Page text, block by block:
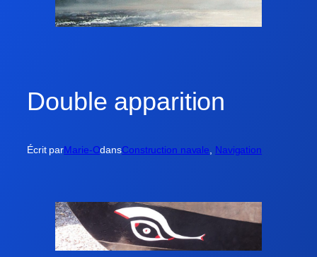
Double apparition
Écrit parMarie-OdansConstruction navale Navigation